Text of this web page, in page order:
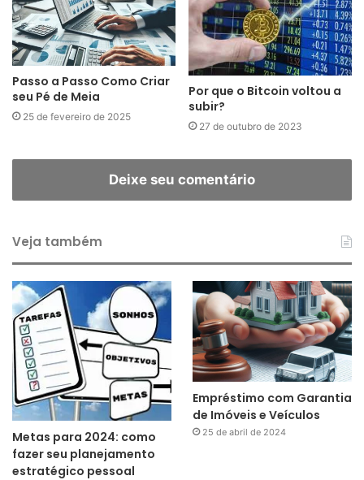
Passo a Passo Como Criar
seu Pé de Meia
25 de fevereiro de 2025
Por que o Bitcoin voltou a
subir?
27 de outubro de 2023
Deixe seu comentário
Veja também
Metas para 2024: como
fazer seu planejamento
estratégico pessoal
Empréstimo com Garantia
de Imóveis e Veículos
25 de abril de 2024